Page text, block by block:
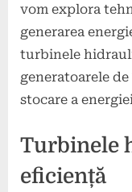
vom explora
generarea
turbinele
generatoarele
stocare a
Turbinele
eficiență